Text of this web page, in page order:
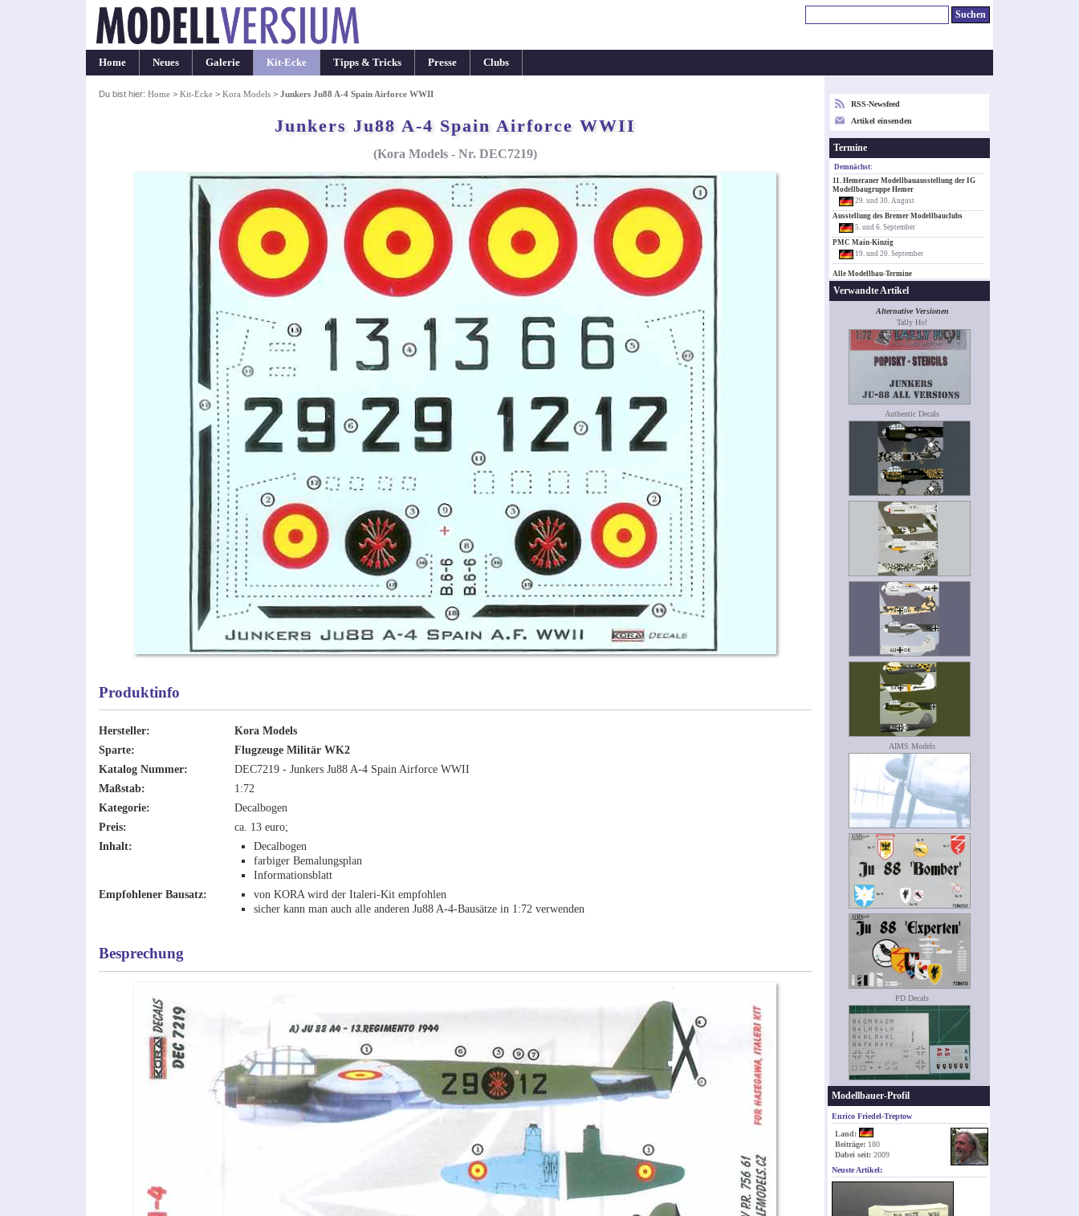
Home Neues Galerie Kit-Ecke Tipps & Tricks Presse Clubs
Du bist hier: Home> Kit-Ecke> Kora Models> Junkers Ju88 A-4 Spain Airforce WWII
Junkers Ju88 A-4 Spain Airforce WWII
(Kora Models - Nr. DEC7219)
Produktinfo
Hersteller:
Kora Models
Sparte:
Flugzeuge Militär WK2
Katalog Nummer:
DEC7219 - Junkers Ju88 A-4 Spain Airforce WWII
Maßstab:
1:72
Kategorie:
Decalbogen
Preis:
ca. 13 euro;
Inhalt:
Decalbogen
farbiger Bemalungsplan
Informationsblatt
Empfohlener Bausatz:
von KORA wird der Italeri-Kit empfohlen
sicher kann man auch alle anderen Ju88 A-4-Bausätze in 1:72 verwenden
Besprechung
RSS-Newsfeed
Artikel einsenden
Termine
Demnächst:
11. Hemeraner Modellbauausstellung der IG
Modellbaugruppe Hemer
29. und 30. August
Ausstellung des Bremer Modellbauclubs
5. und 6. September
PMC Main-Kinzig
19. und 20. September
Alle Modellbau-Termine
Verwandte Artikel
Alternative Versionen
Tally Ho!
Authentic Decals
AIMS Models
PD Decals
Modellbauer-Profil
Enrico Friedel-Treptow
Land:
Beiträge: 180
Dabei seit: 2009
Neuste Artikel: